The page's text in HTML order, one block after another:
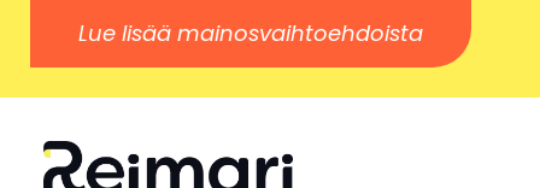
Lue lisää mainosvaihtoehdoista